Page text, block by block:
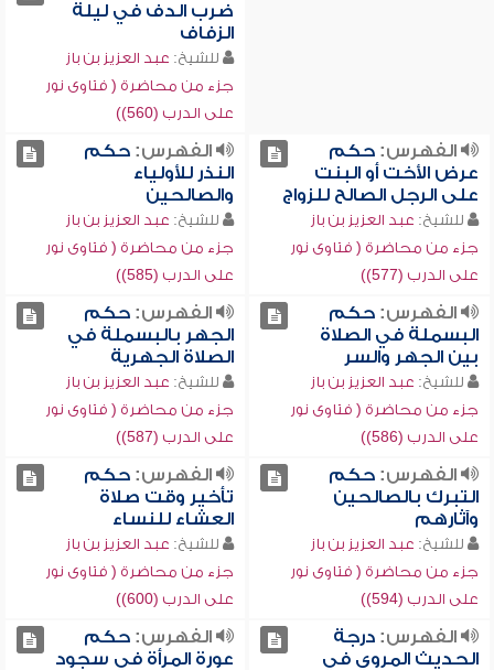
ضرب الدف في ليلة
الزفاف
للشيخ: عبد العزيز بن باز
جزء من محاضرة ( فتاوى نور
على الدرب (560))
الفهرس:حكم
عرض الأخت أو البنت
على الرجل الصالح للزواج
للشيخ: عبد العزيز بن باز
جزء من محاضرة ( فتاوى نور
على الدرب (577))
الفهرس:حكم
النذر للأولياء
والصالحين
للشيخ: عبد العزيز بن باز
جزء من محاضرة ( فتاوى نور
على الدرب (585))
الفهرس:حكم
البسملة في الصلاة
بين الجهر والسر
للشيخ: عبد العزيز بن باز
جزء من محاضرة ( فتاوى نور
على الدرب (586))
الفهرس:حكم
الجهر بالبسملة في
الصلاة الجهرية
للشيخ: عبد العزيز بن باز
جزء من محاضرة ( فتاوى نور
على الدرب (587))
الفهرس:حكم
التبرك بالصالحين
وآثارهم
للشيخ: عبد العزيز بن باز
جزء من محاضرة ( فتاوى نور
على الدرب (594))
الفهرس:حكم
تأخير وقت صلاة
العشاء للنساء
للشيخ: عبد العزيز بن باز
جزء من محاضرة ( فتاوى نور
على الدرب (600))
الفهرس:درجة
الحديث المروي في
الفهرس:حكم
عورة المرأة في سجود